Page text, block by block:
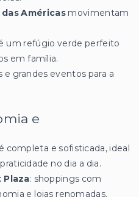
das Américasmovimentam
um refúgio verde perfeito
em família.
e grandes eventos para a
e
completa e sofisticada, ideal
no dia a dia.
Plaza: shoppings com
e lojas renomadas.